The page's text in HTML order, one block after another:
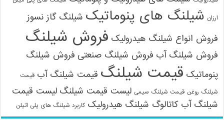
ارزان شیلنگ های پنوماتیک شیلنگ گاز نسوز
فروش انواع شیلنگ هیدرولیک فروش شیلنگ
فروش شیلنگ آب فروش شیلنگ صنعتی فروش شیلنگ
پنوماتیک قیمت شیلنگ قیمت شیلنگ آب قیمت
شیلنگ روغن قیمت شیلنگ سیمی لیست قیمت شیلنگ لیست قیمت
شیلنگ آب کاتالوگ شیلنگ هیدرولیک کاربرد شیلنگ های پلی اتیلن